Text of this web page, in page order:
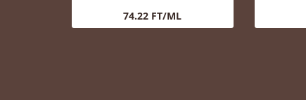
74.22 FT/ML